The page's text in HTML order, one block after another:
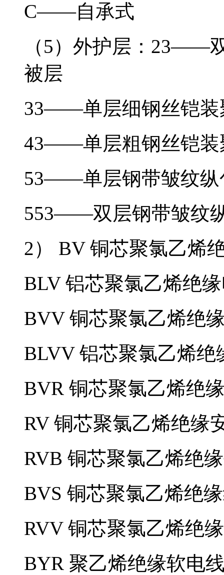
C——自承式
（5）外护层：
被层
33——单层细钢丝铠装
43——单层粗钢丝铠装
53——单层钢带皱纹纵
553——双层钢带皱纹
2） BV 铜芯聚氯乙烯绝缘
BLV 铝芯聚氯乙烯绝缘
BVV 铜芯聚氯乙烯绝缘
BLVV 铝芯聚氯乙烯绝
BVR 铜芯聚氯乙烯绝缘软
RV 铜芯聚氯乙烯绝缘安
RVB 铜芯聚氯乙烯绝缘
BVS 铜芯聚氯乙烯绝缘
RVV 铜芯聚氯乙烯绝缘
BYR 聚乙烯绝缘软电线